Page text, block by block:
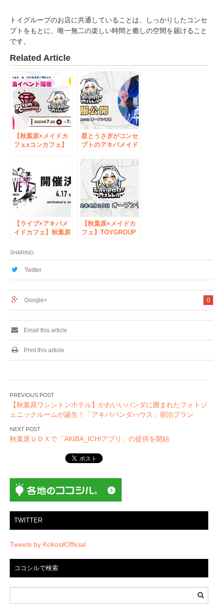
トイグループのお店に共通していることは、しっかりしたコンセ
プトをもとに、唯一無二の楽しい時間と癒しの空間を届けること
です。
Related Article
【秋葉原×メイドカ
フェxコンカフェ】
ビットがグループの
垣根を超えた制服交
換コラボイベントを
開催
星とうさぎがコンセ
プトのアキバメイド
ーラビット」が制服
デザインを公開【4
月29日秋葉原に
OPEN】
【ライブ×アキバメ
イドカフェ】秋葉原
営中のトイグループ
主催する、イベント
名：TOYBOX（トイ
【秋葉原×メイドカ
フェ】TOYGROUP
をコンセプトにした
SHARING
Twitter
0
Google+
Email this article
Print this article
投
稿
ナ
ビ
ゲ
ョ
ン
【秋葉原ワシントンホテル】かわいいパンダに囲まれたフォトジ
ェニックルームが誕生！「アキバパンダハウス」宿泊プラン
秋葉原ＵＤＸで「AKIBA_ICHIアプリ」の提供を開始
TWITTER
Tweets by KokosilOfficial
ココシルで検索